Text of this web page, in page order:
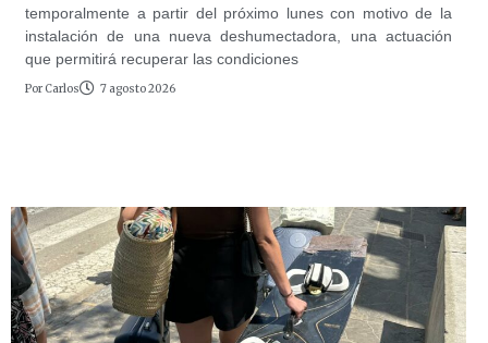
temporalmente a partir del próximo lunes con motivo de la
instalación de una nueva deshumectadora, una actuación
que permitirá recuperar las condiciones
Por Carlos 7 agosto 2026